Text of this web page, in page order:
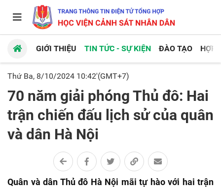
GIỚI THIỆU TIN TỨC - SỰ KIỆN ĐÀO TẠO HỢP
Thứ Ba, 8/10/2024 10:42'(GMT+7)
70 năm giải phóng Thủ đô: Hai
trận chiến đấu lịch sử của quân
và dân Hà Nội
Quân và dân Thủ đô Hà Nội mãi tự hào với hai trận